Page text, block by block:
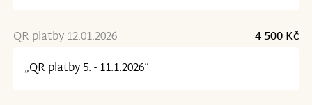
QR platby 12.01.2026
4 500 Kč
„QR platby 5. - 11.1.2026“